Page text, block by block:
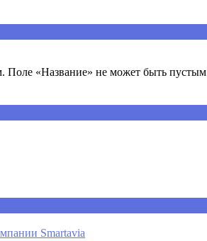
«Название» не может быть
Smartavia